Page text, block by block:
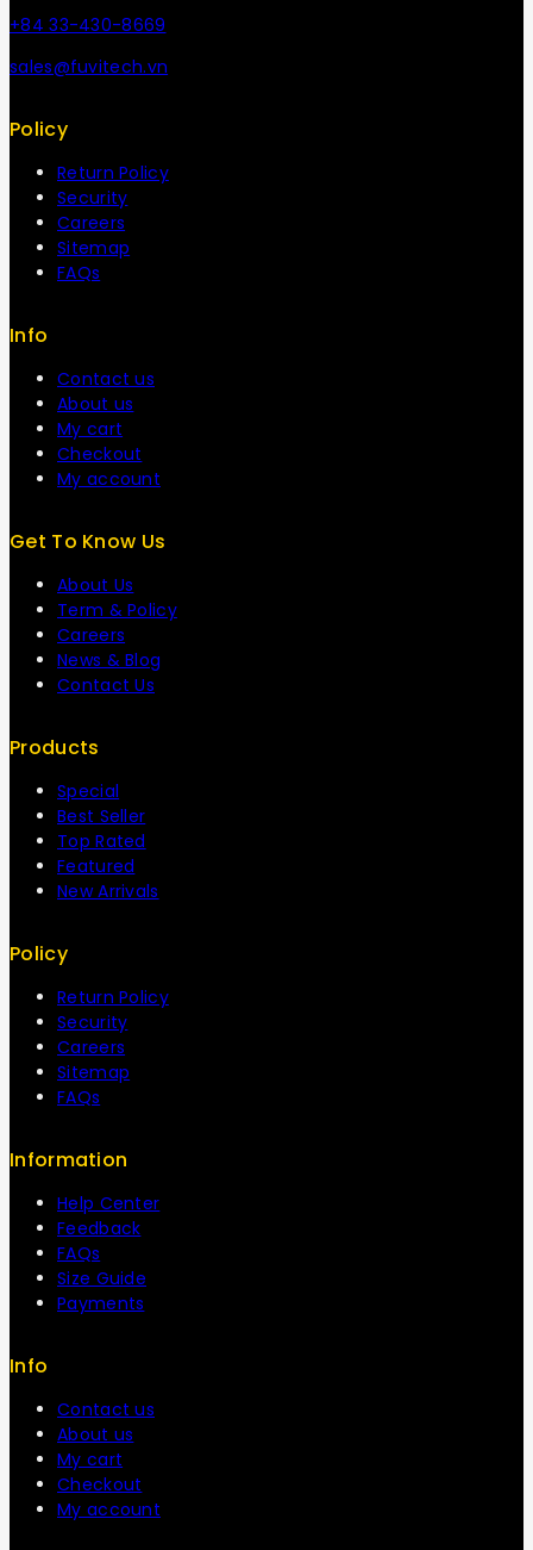
+84 33-430-8669
sales@fuvitech.vn
Policy
Return Policy
Security
Careers
Sitemap
FAQs
Info
Contact us
About us
My cart
Checkout
My account
Get To Know Us
About Us
Term & Policy
Careers
News & Blog
Contact Us
Products
Special
Best Seller
Top Rated
Featured
New Arrivals
Policy
Return Policy
Security
Careers
Sitemap
FAQs
Information
Help Center
Feedback
FAQs
Size Guide
Payments
Info
Contact us
About us
My cart
Checkout
My account